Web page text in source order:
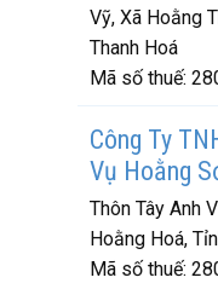
Vỹ, Xã Hoằng
Thanh Hoá
Mã số thuế:
Công Ty
Vụ Hoằng
Thôn Tây Anh
Hoằng Hoá,
Mã số thuế: